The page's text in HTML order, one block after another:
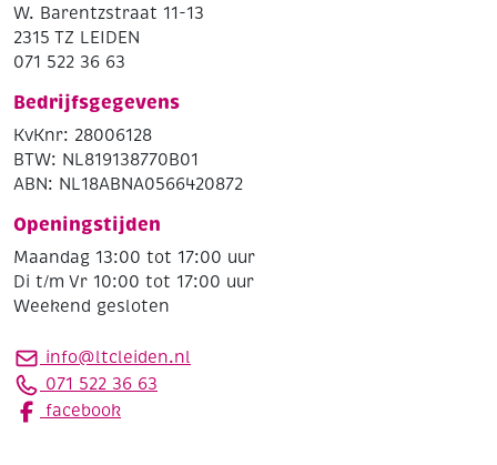
W. Barentzstraat 11-13
2315 TZ LEIDEN
071 522 36 63
Bedrijfsgegevens
KvKnr: 28006128
BTW: NL819138770B01
ABN: NL18ABNA0566420872
Openingstijden
Maandag 13:00 tot 17:00 uur
Di t/m Vr 10:00 tot 17:00 uur
Weekend gesloten
info@ltcleiden.nl
071 522 36 63
facebook